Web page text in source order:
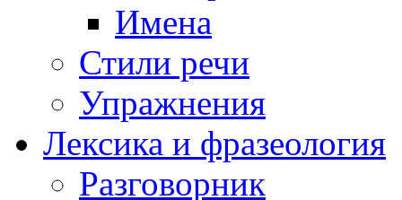
Имена
Стили речи
Упражнения
Лексика и фразеология
Разговорник